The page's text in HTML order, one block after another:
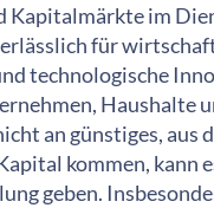
Kapitalmärkte im
für
technologische
Haushalte
an günstiges, aus
kommen, kann
geben.